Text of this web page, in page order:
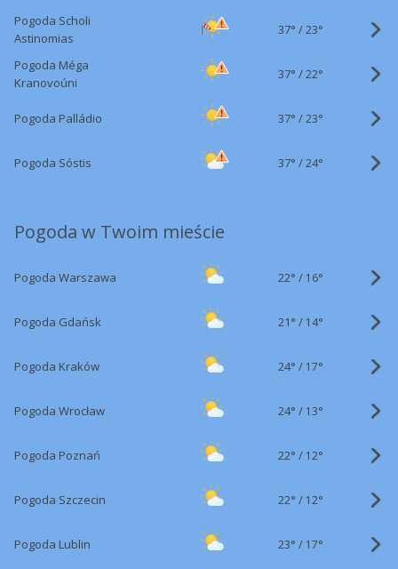
Pogoda Scholi
Astinomias
37° /23°
Pogoda Méga
Kranovoúni
37° /22°
Pogoda Palládio 37° /23°
Pogoda Sóstis 37° /24°
Pogoda w Twoim mieście
Pogoda Warszawa 22° / 16°
Pogoda Gdańsk 21° / 14°
Pogoda Kraków 24° / 17°
Pogoda Wrocław 24° / 13°
Pogoda Poznań 22° / 12°
Pogoda Szczecin 22° / 12°
Pogoda Lublin 23° / 17°